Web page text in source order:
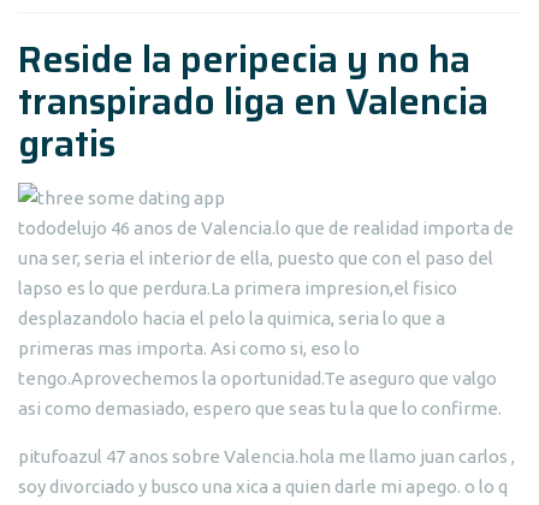
Reside la peripecia y no ha
transpirado liga en Valencia
gratis
tododelujo 46 anos de Valencia.lo que de realidad importa de
una ser, seria el interior de ella, puesto que con el paso del
lapso es lo que perdura.La primera impresion,el fisico
desplazandolo hacia el pelo la quimica, seria lo que a
primeras mas importa. Asi como si, eso lo
tengo.Aprovechemos la oportunidad.Te aseguro que valgo
asi como demasiado, espero que seas tu la que lo confirme.
pitufoazul 47 anos sobre Valencia.hola me llamo juan carlos ,
soy divorciado y busco una xica a quien darle mi apego. o lo q